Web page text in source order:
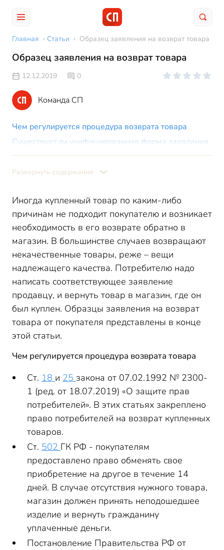
Главная › Статьи › Образец заявления на возврат товара
Образец заявления на возврат товара
12.12.2019 0
Команда СП
Чем регулируется процедура возврата товара
Существует ли унифицированная форма заявления
Последовательность действий покупателя
Как написать заявление на возврат товара
Актуальный образец заявления на возврат товара
ненадлежащего качества:
Возврат товаров надлежащего качества
Развернуть содержание
Иногда купленный товар по каким-либо
причинам не подходит покупателю и возникает
необходимость в его возврате обратно в
магазин. В большинстве случаев возвращают
некачественные товары, реже – вещи
надлежащего качества. Потребителю надо
написать соответствующее заявление
продавцу, и вернуть товар в магазин, где он
был куплен. Образцы заявления на возврат
товара от покупателя представлены в конце
этой статьи.
Чем регулируется процедура возврата товара
Ст. 18 и 25 закона от 07.02.1992 № 2300-
1 (ред. от 18.07.2019) «О защите прав
потребителей». В этих статьях закреплено
право потребителей на возврат купленных
товаров.
Ст. 502 ГК РФ - покупателям
предоставлено право обменять свое
приобретение на другое в течение 14
дней. В случае отсутствия нужного товара,
магазин должен принять неподошедшее
изделие и вернуть гражданину
уплаченные деньги.
Постановление Правительства РФ от